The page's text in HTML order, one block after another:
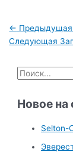
Навигация
по
← Предыдущая
Следующая
П
о
иНовое на
Selton-